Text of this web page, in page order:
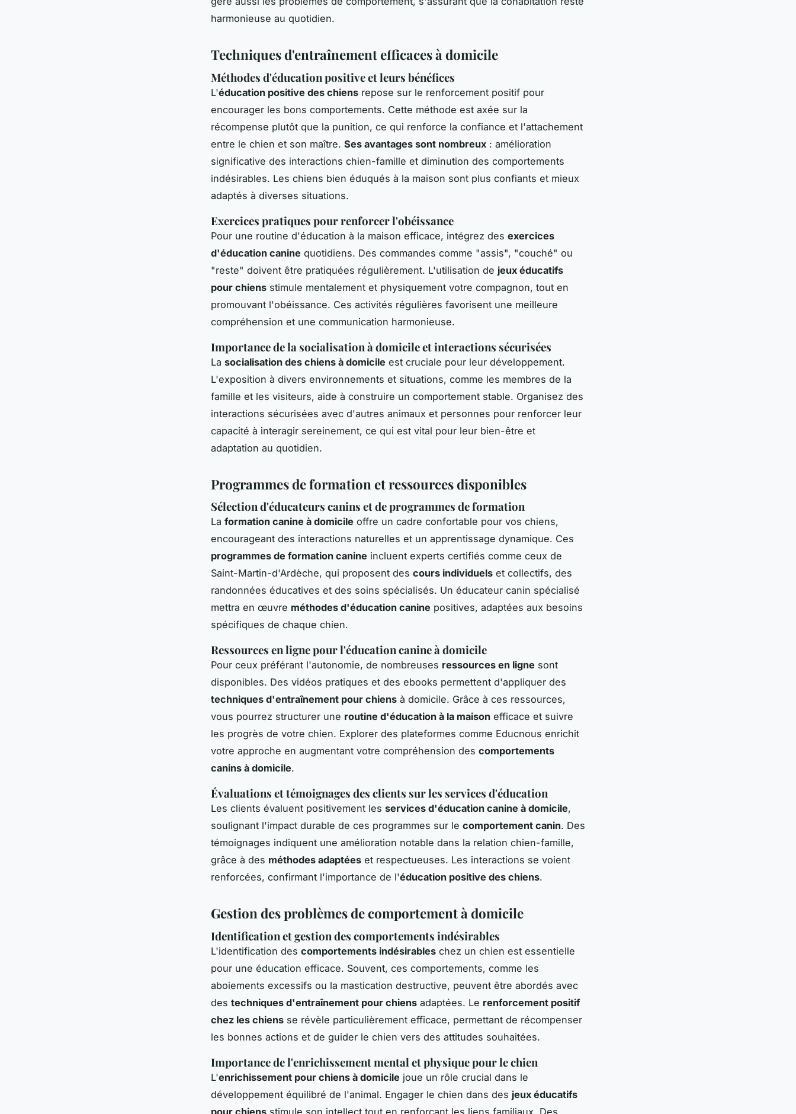
harmonieuse au quotidien.
Techniques d'entraînement efficaces à domicile
Méthodes d'éducation positive et leurs bénéfices
L'éducation positive des chiens repose sur le renforcement positif pour
encourager les bons comportements. Cette méthode est axée sur la
récompense plutôt que la punition, ce qui renforce la confiance et l'attachement
entre le chien et son maître. Ses avantages sont nombreux : amélioration
significative des interactions chien-famille et diminution des comportements
indésirables. Les chiens bien éduqués à la maison sont plus confiants et mieux
adaptés à diverses situations.
Exercices pratiques pour renforcer l'obéissance
Pour une routine d'éducation à la maison efficace, intégrez des exercices
d'éducation canine quotidiens. Des commandes comme "assis", "couché" ou
"reste" doivent être pratiquées régulièrement. L'utilisation de jeux éducatifs
pour chiens stimule mentalement et physiquement votre compagnon, tout en
promouvant l'obéissance. Ces activités régulières favorisent une meilleure
compréhension et une communication harmonieuse.
Importance de la socialisation à domicile et interactions sécurisées
La socialisation des chiens à domicile est cruciale pour leur développement.
L'exposition à divers environnements et situations, comme les membres de la
famille et les visiteurs, aide à construire un comportement stable. Organisez des
interactions sécurisées avec d'autres animaux et personnes pour renforcer leur
capacité à interagir sereinement, ce qui est vital pour leur bien-être et
adaptation au quotidien.
Programmes de formation et ressources disponibles
Sélection d'éducateurs canins et de programmes de formation
La formation canine à domicile offre un cadre confortable pour vos chiens,
encourageant des interactions naturelles et un apprentissage dynamique. Ces
programmes de formation canine incluent experts certifiés comme ceux de
Saint-Martin-d'Ardèche, qui proposent des cours individuels et collectifs, des
randonnées éducatives et des soins spécialisés. Un éducateur canin spécialisé
mettra en œuvre méthodes d'éducation canine positives, adaptées aux besoins
spécifiques de chaque chien.
Ressources en ligne pour l'éducation canine à domicile
Pour ceux préférant l'autonomie, de nombreuses ressources en ligne sont
disponibles. Des vidéos pratiques et des ebooks permettent d'appliquer des
techniques d'entraînement pour chiens à domicile. Grâce à ces ressources,
vous pourrez structurer une routine d'éducation à la maison efficace et suivre
les progrès de votre chien. Explorer des plateformes comme Educnous enrichit
votre approche en augmentant votre compréhension des comportements
canins à domicile.
Évaluations et témoignages des clients sur les services d'éducation
Les clients évaluent positivement les services d'éducation canine à domicile,
soulignant l'impact durable de ces programmes sur le comportement canin. Des
témoignages indiquent une amélioration notable dans la relation chien-famille,
grâce à des méthodes adaptées et respectueuses. Les interactions se voient
renforcées, confirmant l'importance de l'éducation positive des chiens.
Gestion des problèmes de comportement à domicile
Identification et gestion des comportements indésirables
L'identification des comportements indésirables chez un chien est essentielle
pour une éducation efficace. Souvent, ces comportements, comme les
aboiements excessifs ou la mastication destructive, peuvent être abordés avec
des techniques d'entraînement pour chiens adaptées. Le renforcement positif
chez les chiens se révèle particulièrement efficace, permettant de récompenser
les bonnes actions et de guider le chien vers des attitudes souhaitées.
Importance de l'enrichissement mental et physique pour le chien
L'enrichissement pour chiens à domicile joue un rôle crucial dans le
développement équilibré de l'animal. Engager le chien dans des jeux éducatifs